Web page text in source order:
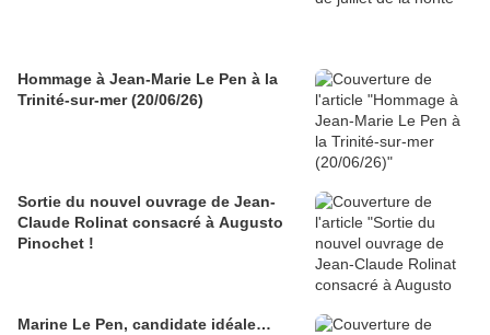
Hommage à Jean-Marie Le Pen à la
Trinité-sur-mer (20/06/26)
Sortie du nouvel ouvrage de Jean-
Claude Rolinat consacré à Augusto
Pinochet !
Marine Le Pen, candidate idéale…